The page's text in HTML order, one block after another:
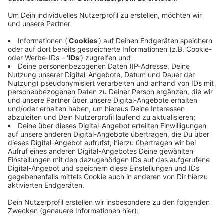
Grenzwerten fest, so Birgit Kaiser de Garcia vom
LANUV: "Wenn die Grenzwerte eingehalten sind,
sprechen wir von einer guten Luftqualität. Im Fall
Ennepe-Ruhr-Kreis, Wuppertal und auch Hagen sind
die Grenzwerte im letzten Jahr überall eingehalten
worden. Also können wir auch da von einer guten
Luftqualität sprechen." Auch Witten soll sich
wieder erholt haben. Dort hatte das Deutsche
Edelstahlwerk die Luftqualität unter anderem
durch das giftige Schwermetall Cadmium
verschlechtert.
Veröffentlicht:Dienstag, 18.06.2024 06:35
Anzeige